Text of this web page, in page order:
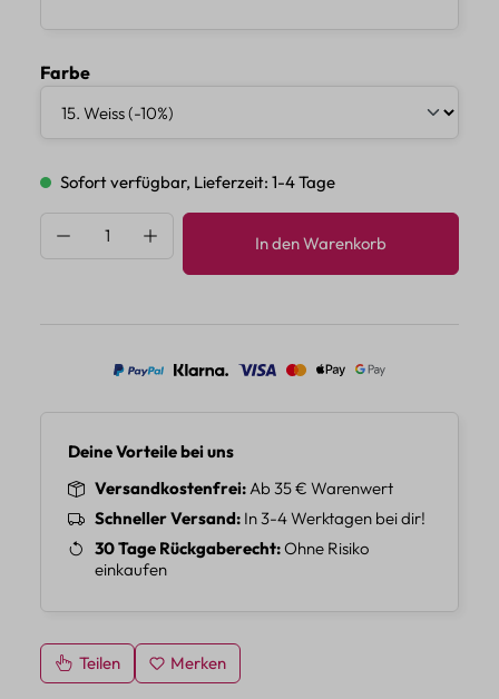
Farbeauswählen
Sofort verfügbar, Lieferzeit: 1-4 Tage
Produkt Anzahl: Gib den gewünschten
In den Warenkorb
Deine Vorteile bei uns
Versandkostenfrei Ab 35 € Warenwert
Schneller Versand In 3-4 Werktagen bei dir!
30 Tage Rückgaberecht Ohne Risiko
einkaufen
Teilen Merken